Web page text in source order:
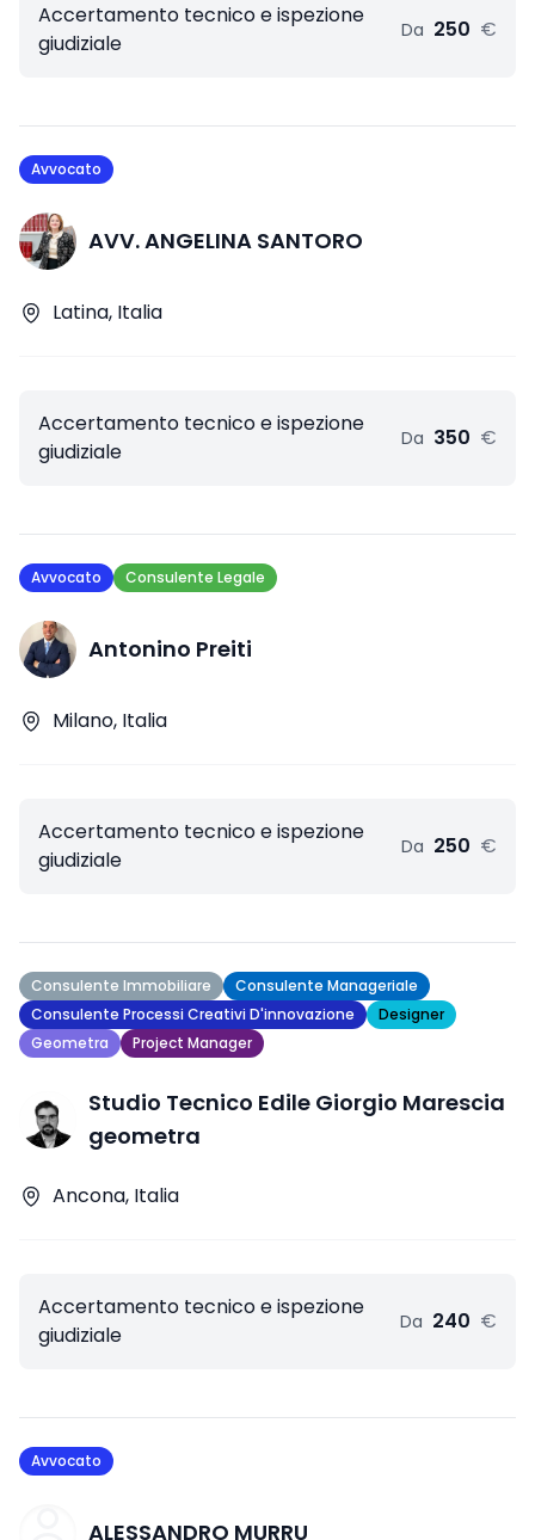
Accertamento tecnico e ispezione
giudiziale
Da 250 €
Avvocato
AVV. ANGELINA SANTORO
Latina, Italia
Accertamento tecnico e ispezione
giudiziale
Da 350 €
Avvocato Consulente Legale
Antonino Preiti
Milano, Italia
Accertamento tecnico e ispezione
giudiziale
Da 250 €
Consulente Immobiliare
Consulente Manageriale
Consulente Processi Creativi D'innovazione
Designer
Geometra
Project Manager
Studio Tecnico Edile Giorgio Marescia
geometra
Ancona, Italia
Accertamento tecnico e ispezione
giudiziale
Da 240 €
Avvocato
ALESSANDRO MURRU